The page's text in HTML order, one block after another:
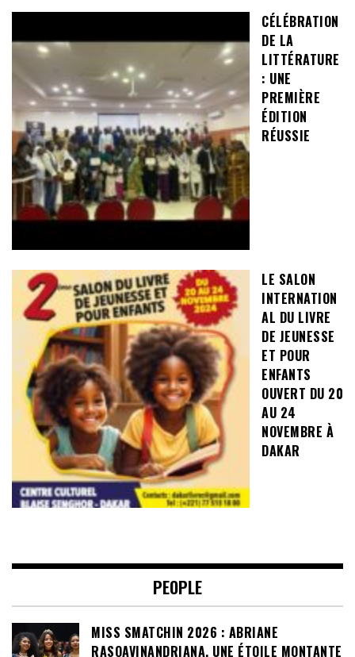
CÉLÉBRATION
DE LA
LITTÉRATURE
: UNE
PREMIÈRE
ÉDITION
RÉUSSIE
LE SALON
INTERNATION
AL DU LIVRE
DE JEUNESSE
ET POUR
ENFANTS
OUVERT DU 20
AU 24
NOVEMBRE À
DAKAR
PEOPLE
MISS SMATCHIN 2026 : ABRIANE
RASOAVINANDRIANA, UNE ÉTOILE MONTANTE